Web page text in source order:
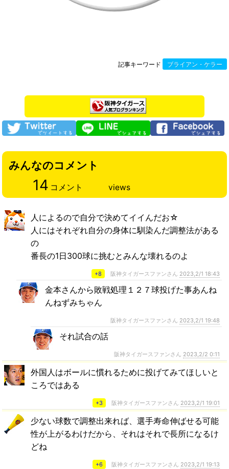
記事キーワード ブライアン・ケラー
みんなのコメント
14 コメント views
人によるので自分で決めてイイんだお☆
人にはそれぞれ自分の身体に馴染んだ調整法がある
の
番長の1日300球に挑むとみんな壊れるのよ
+8 阪神タイガースファンさん 2023,2/1 18:43
金本さんから敗戦処理１２７球投げた事あんね
んねずみちゃん
阪神タイガースファンさん 2023,2/1 19:48
それ試合の話
阪神タイガースファンさん 2023,2/2 0:11
外国人はボールに慣れるために投げてみてほしいと
ころではある
+3 阪神タイガースファンさん 2023,2/1 19:01
少ない球数で調整出来れば、選手寿命伸ばせる可能
性が上がるわけだから、それはそれで長所になるけ
どね
+6 阪神タイガースファンさん 2023,2/1 19:13